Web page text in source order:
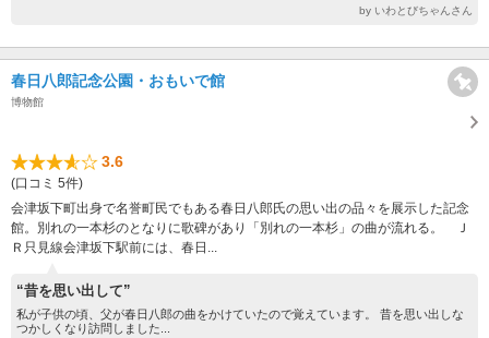
by いわとびちゃんさん
春日八郎記念公園・おもいで館
博物館
3.6
(口コミ 5件)
会津坂下町出身で名誉町民でもある春日八郎氏の思い出の品々を展示した記念
館。別れの一本杉のとなりに歌碑があり「別れの一本杉」の曲が流れる。 Ｊ
Ｒ只見線会津坂下駅前には、春日...
“昔を思い出して”
私が子供の頃、父が春日八郎の曲をかけていたので覚えています。 昔を思い出しな
つかしくなり訪問しました...